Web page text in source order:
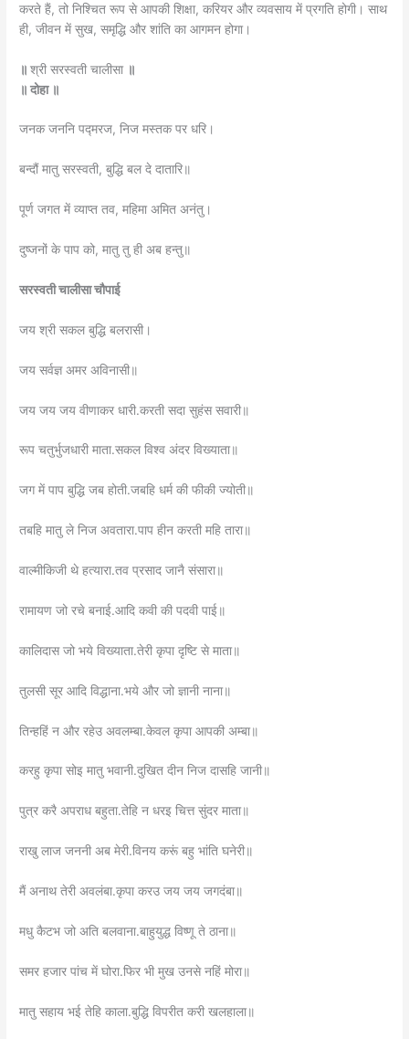
करते हैं, तो निश्चित रूप से आपकी शिक्षा, करियर और व्यवसाय में प्रगति होगी। साथ
ही, जीवन में सुख, समृद्धि और शांति का आगमन होगा।
॥श्री सरस्वती चालीसा ॥
॥ दोहा ॥
जनक जननि पद्मरज, निज मस्तक पर धरि।
बन्दौं मातु सरस्वती, बुद्धि बल दे दातारि॥
पूर्ण जगत में व्याप्त तव, महिमा अमित अनंतु।
दुष्जनों के पाप को, मातु तु ही अब हन्तु॥
सरस्वती चालीसा चौपाई
जय श्री सकल बुद्धि बलरासी।
जय सर्वज्ञ अमर अविनासी॥
जय जय जय वीणाकर धारी.करती सदा सुहंस सवारी॥
रूप चतुर्भुजधारी माता.सकल विश्व अंदर विख्याता॥
जग में पाप बुद्धि जब होती.जबहि धर्म की फीकी ज्योती॥
तबहि मातु ले निज अवतारा.पाप हीन करती महि तारा॥
वाल्मीकिजी थे हत्यारा.तव प्रसाद जानै संसारा॥
रामायण जो रचे बनाई.आदि कवी की पदवी पाई॥
कालिदास जो भये विख्याता.तेरी कृपा दृष्टि से माता॥
तुलसी सूर आदि विद्धाना.भये और जो ज्ञानी नाना॥
तिन्हहिं न और रहेउ अवलम्बा.केवल कृपा आपकी अम्बा॥
करहु कृपा सोइ मातु भवानी.दुखित दीन निज दासहि जानी॥
पुत्र करै अपराध बहुता.तेहि न धरइ चित्त सुंदर माता॥
राखु लाज जननी अब मेरी.विनय करूं बहु भांति घनेरी॥
मैं अनाथ तेरी अवलंबा.कृपा करउ जय जय जगदंबा॥
मधु कैटभ जो अति बलवाना.बाहुयुद्ध विष्णू ते ठाना॥
समर हजार पांच में घोरा.फिर भी मुख उनसे नहिं मोरा॥
मातु सहाय भई तेहि काला.बुद्धि विपरीत करी खलहाला॥